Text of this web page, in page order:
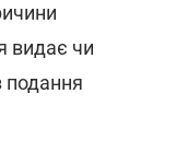
видає чи
подання